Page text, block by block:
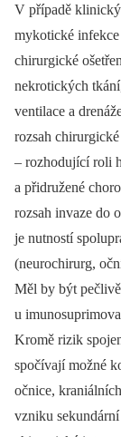
V případě
mykotické
chirurgické
nekrotických
ventilace a
rozsah
–⁠ rozhodující roli
a přidružené
rozsah invaze do
je nutností
(neurochirurg,
Měl by být
u
Kromě rizik
spočívají možné
očnice,
vzniku